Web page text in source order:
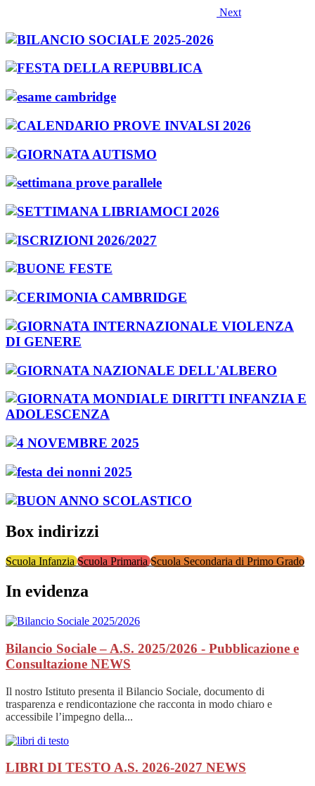
Next
Box indirizzi
Scuola InfanziaScuola PrimariaScuola Secondaria di Primo Grado
In evidenza
Bilancio Sociale – A.S. 2025/2026 - Pubblicazione e
Consultazione NEWS
Il nostro Istituto presenta il Bilancio Sociale, documento di
trasparenza e rendicontazione che racconta in modo chiaro e
accessibile l’impegno della...
LIBRI DI TESTO A.S. 2026-2027 NEWS